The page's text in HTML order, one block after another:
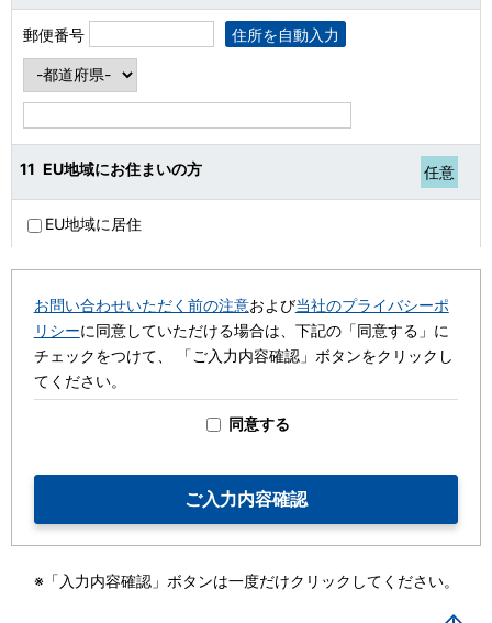
郵便番号 住所を自動入力
11 EU地域にお住まいの方 任意
EU地域に居住
お問い合わせいただく前の注意および当社のプライバシーポ
リシーに同意していただける場合は、下記の「同意する」に
チェックをつけて、 「ご入力内容確認」ボタンをクリックし
てください。
同意する
※「入力内容確認」ボタンは一度だけクリックしてください。